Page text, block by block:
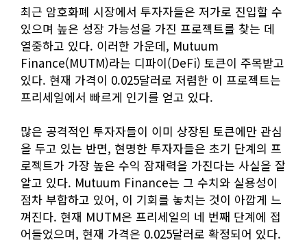
최근 암호화폐 시장에서 투자자들은 저가로 진입할 수
있으며 높은 성장 가능성을 가진 프로젝트를 찾는 데
열중하고 있다. 이러한 가운데, Mutuum
Finance(MUTM)라는 디파이(DeFi) 토큰이 주목받고
있다. 현재 가격이 0.025달러로 저렴한 이 프로젝트는
프리세일에서 빠르게 인기를 얻고 있다.
많은 공격적인 투자자들이 이미 상장된 토큰에만 관심
을 두고 있는 반면, 현명한 투자자들은 초기 단계의 프
로젝트가 가장 높은 수익 잠재력을 가진다는 사실을 잘
알고 있다. Mutuum Finance는 그 수치와 실용성이
점차 부합하고 있어, 이 기회를 놓치는 것이 아깝게 느
껴진다. 현재 MUTM은 프리세일의 네 번째 단계에 접
어들었으며, 현재 가격은 0.025달러로 확정되어 있다.